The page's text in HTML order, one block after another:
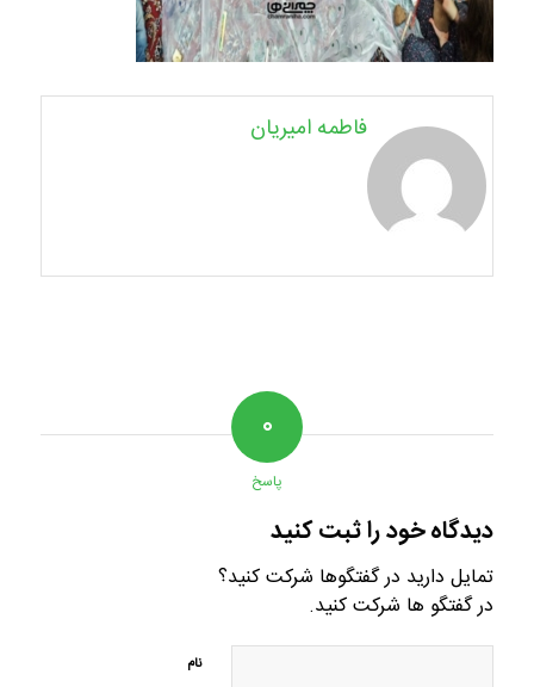
فاطمه امیریان
۰
پاسخ
دیدگاه خود را ثبت کنید
تمایل دارید در گفتگوها شرکت کنید؟
در گفتگو ها شرکت کنید.
نام